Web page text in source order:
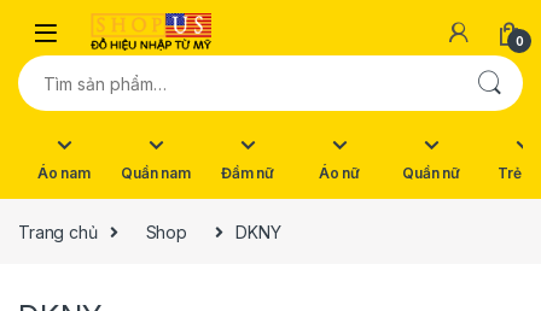
Skip to navigation
Skip to content
0
Tìm kiếm:
Áo nam Quần nam Đầm nữ Áo nữ Quần nữ Trẻ
Trang chủ Shop DKNY